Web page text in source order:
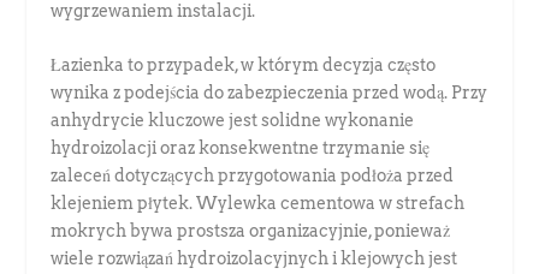
wygrzewaniem instalacji.
Łazienka to przypadek, w którym decyzja często
wynika z podejścia do zabezpieczenia przed wodą. Przy
anhydrycie kluczowe jest solidne wykonanie
hydroizolacji oraz konsekwentne trzymanie się
zaleceń dotyczących przygotowania podłoża przed
klejeniem płytek. Wylewka cementowa w strefach
mokrych bywa prostsza organizacyjnie, ponieważ
wiele rozwiązań hydroizolacyjnych i klejowych jest